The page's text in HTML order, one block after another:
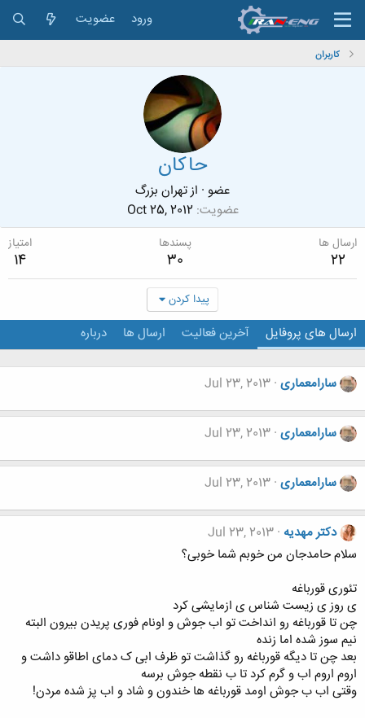
ورود عضویت
کاربران
حاکان
عضو · ازتهران بزرگ
عضویت Oct 25, 2012
ارسال ها
22
پسندها
30
امتیاز
14
پیدا کردن
ارسال های پروفایل آخرین فعالیت ارسال ها درباره
سارامعماری Jul 23, 2013
سارامعماری Jul 23, 2013
سارامعماری Jul 23, 2013
دکتر مهدیه Jul 23, 2013
سلام حامدجان من خوبم شما خوبی؟
تئوری قورباغه
ی روز ی زیست شناس ی ازمایشی کرد
چن تا قورباغه رو انداخت تو اب جوش و اونام فوری پریدن بیرون البته
نیم سوز شده اما زنده
بعد چن تا دیگه قورباغه رو گذاشت تو ظرف ابی ک دمای اطاقو داشت و
اروم اروم اب و گرم کرد تا ب نقطه جوش برسه
وقتی اب ب جوش اومد قورباغه ها خندون و شاد و اب پز شده مردن!